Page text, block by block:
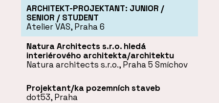
ARCHITEKT-PROJEKTANT: JUNIOR /
SENIOR / STUDENT
Atelier VAS, Praha 6
Natura Architects s.r.o. hledá
interiérového architekta/architektu
Natura architects s.r.o., Praha 5 Smíchov
Projektant/ka pozemních staveb
dot53, Praha